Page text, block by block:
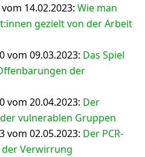
14.02.2023: Wie man
gezielt von der Arbeit
vom 09.03.2023: Das Spiel
der
vom 20.04.2023: Der
vulnerablen Gruppen
vom 02.05.2023: Der PCR-
der Verwirrung